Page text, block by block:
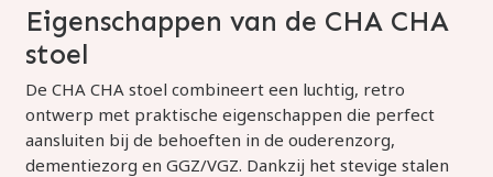
Eigenschappen van de CHA CHA
stoel
De CHA CHA stoel combineert een luchtig, retro
ontwerp met praktische eigenschappen die perfect
aansluiten bij de behoeften in de ouderenzorg,
dementiezorg en GGZ/VGZ. Dankzij het stevige stalen